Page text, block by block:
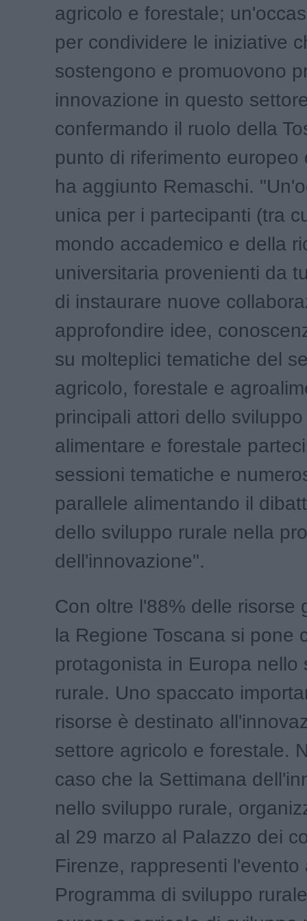
agricolo e forestale;
per condividere le iniziative
sostengono e promuovono
innovazione in questo
confermando il ruolo della
punto di riferimento europeo
ha aggiunto Remaschi.
unica per i partecipanti (tra
mondo accademico e della
universitaria provenienti da
di instaurare nuove
approfondire idee,
su molteplici tematiche del
agricolo, forestale e
principali attori dello
alimentare e forestale
sessioni tematiche e
parallele alimentando il
dello sviluppo rurale nella
dell'innovazione".
Con oltre l'88% delle risorse
la Regione Toscana si pone
protagonista in Europa nello
rurale. Uno spaccato
risorse è destinato
settore agricolo e forestale.
caso che la Settimana
nello sviluppo rurale,
al 29 marzo al Palazzo dei
Firenze, rappresenti l'evento
Programma di sviluppo